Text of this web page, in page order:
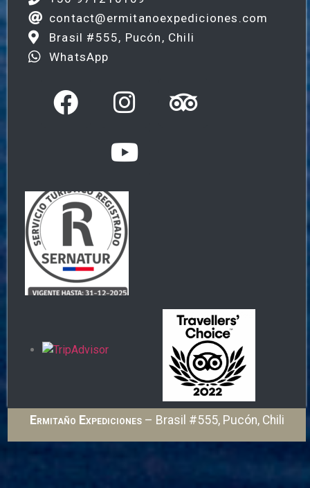
contact@ermitanoexpediciones.com
Brasil #555, Pucón, Chili
WhatsApp
Ermitaño Expediciones– Brasil #555, Pucón, Chili